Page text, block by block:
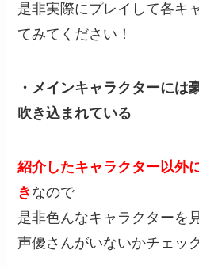
是非実際にプレイして各キ
てみてください！
・メインキャラクターには
吹き込まれている
紹介したキャラクター以外
き なので
是非色んなキャラクターを
声優さんがいないかチェッ